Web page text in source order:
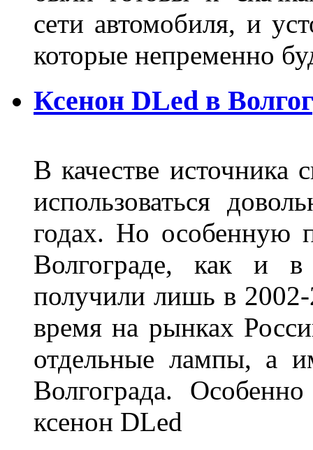
сети автомобиля, и
которые непременно
Ксенон DLed в
В качестве источника
использоваться
годах. Но особенную
Волгограде, как и
получили лишь в
время на рынках
отдельные лампы, а
Волгограда.
ксенон DLed